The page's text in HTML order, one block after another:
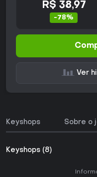
R$ 38,97
-78%
Ver
Keyshops Sobre o
Keyshops (8)